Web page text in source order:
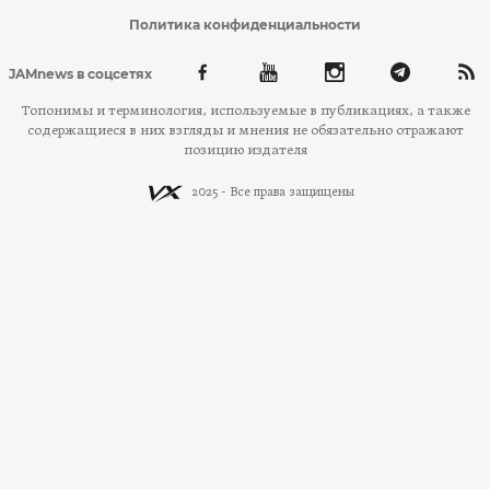
Политика конфиденциальности
JAMnews в соцсетях
Топонимы и терминология, используемые в публикациях, а также
содержащиеся в них взгляды и мнения не обязательно отражают
позицию издателя
2025 - Все права защищены